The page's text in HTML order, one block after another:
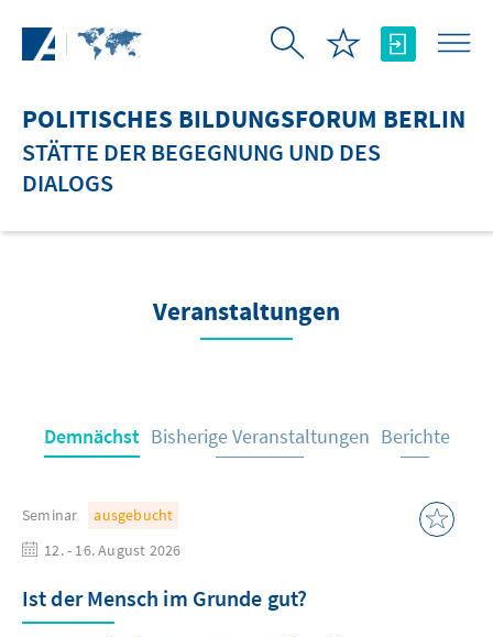
POLITISCHES BILDUNGSFORUM BERLIN
STÄTTE DER BEGEGNUNG UND DES
DIALOGS
Veranstaltungen
Demnächst Bisherige Veranstaltungen Berichte
Seminar
ausgebucht
12. - 16. August 2026
Ist der Mensch im Grunde gut?